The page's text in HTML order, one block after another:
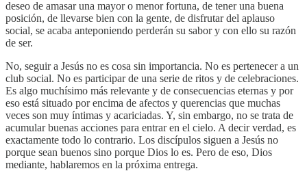
deseo de amasar una mayor o menor fortuna, de tener una buena
posición, de llevarse bien con la gente, de disfrutar del aplauso
social, se acaba anteponiendo perderán su sabor y con ello su razón
de ser.
No, seguir a Jesús no es cosa sin importancia. No es pertenecer a un
club social. No es participar de una serie de ritos y de celebraciones.
Es algo muchísimo más relevante y de consecuencias eternas y por
eso está situado por encima de afectos y querencias que muchas
veces son muy íntimas y acariciadas. Y, sin embargo, no se trata de
acumular buenas acciones para entrar en el cielo. A decir verdad, es
exactamente todo lo contrario. Los discípulos siguen a Jesús no
porque sean buenos sino porque Dios lo es. Pero de eso, Dios
mediante, hablaremos en la próxima entrega.